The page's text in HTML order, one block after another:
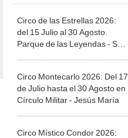
Circo de las Estrellas 2026:
del 15 Julio al 30 Agosto.
Parque de las Leyendas - San
Circo Montecarlo 2026: Del 17
de Julio hasta el 30 Agosto en
Círculo Militar - Jesús María
Circo Místico Condor 2026: